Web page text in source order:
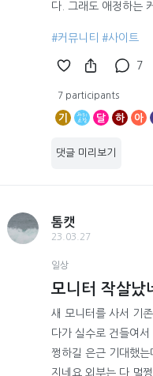
다. 그래도 애정하는
#커뮤니티 #사이트
7
7 participants
기 달 하 아
댓글 미리보기
톰캣
23.03.27
일상
모니터 작살났
새 모니터를 사서 기
다가 실수로 건들여
쩡하길 은근 기대했
지네요 외부는 다 멀쩡